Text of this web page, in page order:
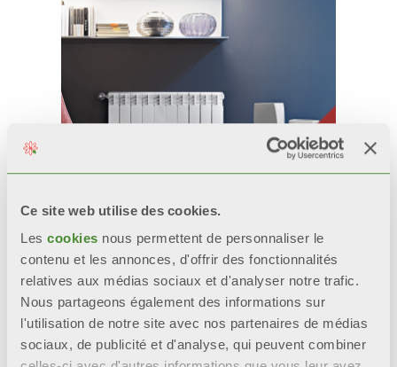
Ce site web utilise des cookies.
Les cookies nous permettent de personnaliser le
contenu et les annonces, d'offrir des fonctionnalités
relatives aux médias sociaux et d'analyser notre trafic.
Nous partageons également des informations sur
l'utilisation de notre site avec nos partenaires de médias
sociaux, de publicité et d'analyse, qui peuvent combiner
EXCLUSIVO
Radiateurs en aluminium
moulés sous pression